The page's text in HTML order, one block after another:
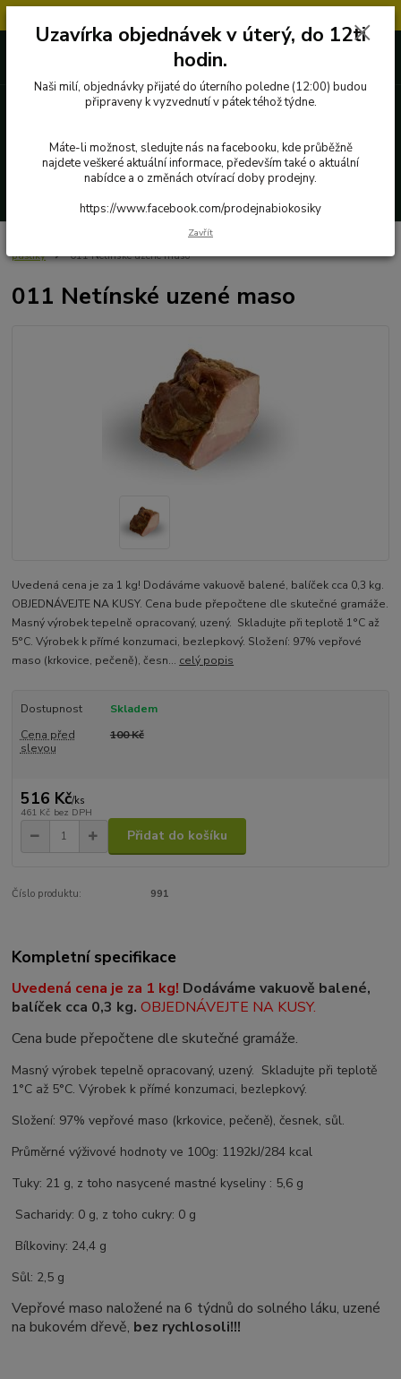
727 862 655, 737 283 505
Ryby, maso a masné výrobky
paštiky
011 Netínské uzené maso
011 Netínské uzené maso
Uvedená cena je za 1 kg! Dodáváme vakuově balené, balíček cca 0,3 kg.
OBJEDNÁVEJTE NA KUSY. Cena bude přepočtene dle skutečné gramáže.
Masný výrobek tepelně opracovaný, uzený. Skladujte při teplotě 1°C až
5°C. Výrobek k přímé konzumaci, bezlepkový. Složení: 97% vepřové
maso (krkovice, pečeně), česn... celý popis
Dostupnost
Skladem
Cena před
slevou
100 Kč
516 Kč/ks
461 Kč bez DPH
Přidat do košíku
Číslo produktu: 991
Kompletní specifikace
Uvedená cena je za 1 kg! Dodáváme vakuově balené,
balíček cca 0,3 kg. OBJEDNÁVEJTE NA KUSY.
Cena bude přepočtene dle skutečné gramáže.
Masný výrobek tepelně opracovaný, uzený. Skladujte při teplotě
1°C až 5°C. Výrobek k přímé konzumaci, bezlepkový.
Složení: 97% vepřové maso (krkovice, pečeně), česnek, sůl.
Průměrné výživové hodnoty ve 100g: 1192kJ/284 kcal
Tuky: 21 g, z toho nasycené mastné kyseliny : 5,6 g
Sacharidy: 0 g, z toho cukry: 0 g
Bílkoviny: 24,4 g
Sůl: 2,5 g
Vepřové maso naložené na 6 týdnů do solného láku, uzené
na bukovém dřevě, bez rychlosoli!!!
Uzavírka objednávek v úterý, do 12ti
hodin.
Naši milí, objednávky přijaté do úterního poledne (12:00) budou
připraveny k vyzvednutí v pátek téhož týdne.
Máte-li možnost, sledujte nás na facebooku, kde průběžně
najdete veškeré aktuální informace, především také o aktuální
nabídce a o změnách otvírací doby prodejny.
https://www.facebook.com/prodejnabiokosiky
Zavřít